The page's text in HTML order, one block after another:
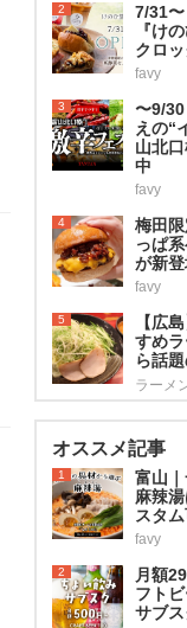
2
7/31
『け
クロ
favy
3
〜9/
えの“
山北
中
favy
4
梅田
っぱ
が新登
favy
5
【広
すめ
ら話
ラーメ
オススメ記事
1
富山
麻辣
スタ
favy
2
月額
フト
サブ